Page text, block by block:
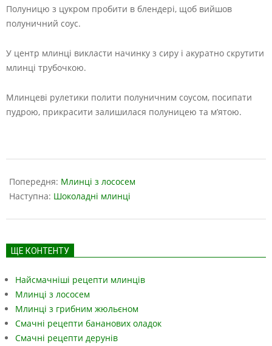
Полуницю з цукром пробити в блендері, щоб вийшов
полуничний соус.
У центр млинці викласти начинку з сиру і акуратно скрутити
млинці трубочкою.
Млинцеві рулетики полити полуничним соусом, посипати
пудрою, прикрасити залишилася полуницею та м’ятою.
01-
21
Попередня: Млинці з лососем
Наступна: Шоколадні млинці
ЩЕ КОНТЕНТУ
Найсмачніші рецепти млинців
Млинці з лососем
Млинці з грибним жюльєном
Смачні рецепти бананових оладок
Смачні рецепти дерунів